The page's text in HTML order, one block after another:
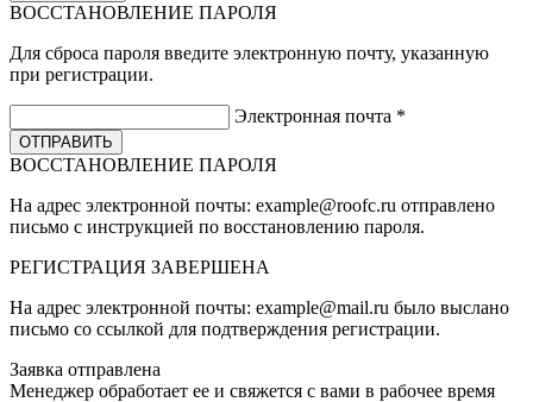
ВОССТАНОВЛЕНИЕ ПАРОЛЯ
Для сброса пароля введите электронную почту, указанную
при регистрации.
Электронная почта *
ВОССТАНОВЛЕНИЕ ПАРОЛЯ
На адрес электронной почты: example@roofc.ru отправлено
письмо с инструкцией по восстановлению пароля.
РЕГИСТРАЦИЯ ЗАВЕРШЕНА
На адрес электронной почты: example@mail.ru было выслано
письмо со ссылкой для подтверждения регистрации.
Заявка отправлена
Менеджер обработает ее и свяжется с вами в рабочее время